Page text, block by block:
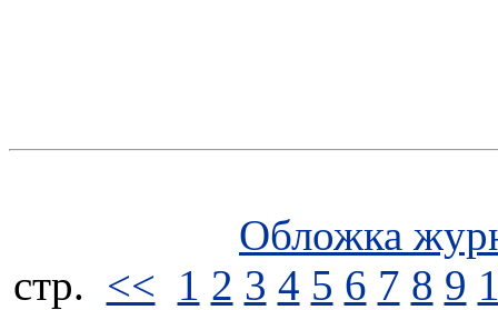
Обложка
стp. << 1 2 3 4 5 6 7 8 9